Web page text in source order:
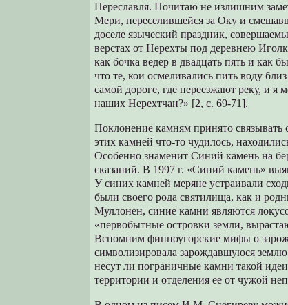
Переславля. Почитаю не излишним
Мери, переселившейся за Оку и
доселе языческий праздник,
верстах от Нерехты под деревнею
как бочка ведер в двадцать пять и как
что те, кои осмеливались пить воду
самой дороге, где переезжают реку, и я
наших Нерехтчан?» [2, с. 69-71].
Поклонение камням принято
этих камней что-то чудилось,
Особенно знаменит Синий камень на
сказаний. В 1997 г. «Синий камень»
У синих камней меряне устраивали
были своего рода святилища, как и
Муллонен, синие камни являются
«первобытные островки земли,
Вспомним финноугорские мифы о
символизировала зарождавшуюся
несут ли пограничные камни такой
территории и отделения ее от чужой